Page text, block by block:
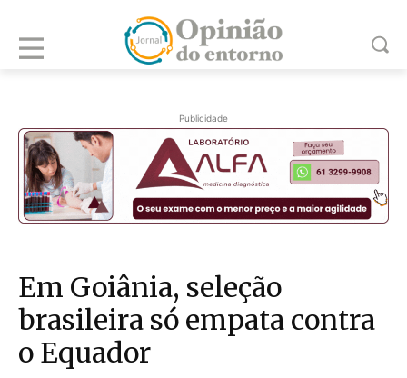
Publicidade
Em Goiânia, seleção
brasileira só empata contra
o Equador